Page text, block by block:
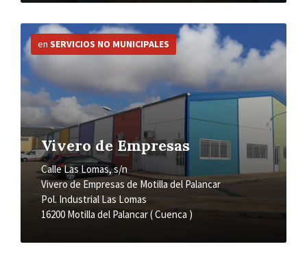
Vivero de Empresas
Calle Las Lomas, s/n
Vivero de Empresas de Motilla del Palancar
Pol. Industrial Las Lomas
16200 Motilla del Palancar ( Cuenca )
en SERVICIOS NO MUNICIPALES
Más
información